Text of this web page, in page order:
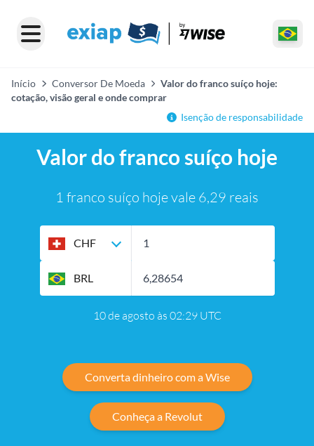
Início Conversor De Moeda
Valor do franco suíço hoje:
cotação, visão geral e onde comprar
Isenção de responsabilidade
Valor do franco suíço hoje
1 franco suíço hoje vale 6,29 reais
CHF
BRL
10 de agosto às 02:29UTC
Converta dinheiro com a Wise
Conheça a Revolut